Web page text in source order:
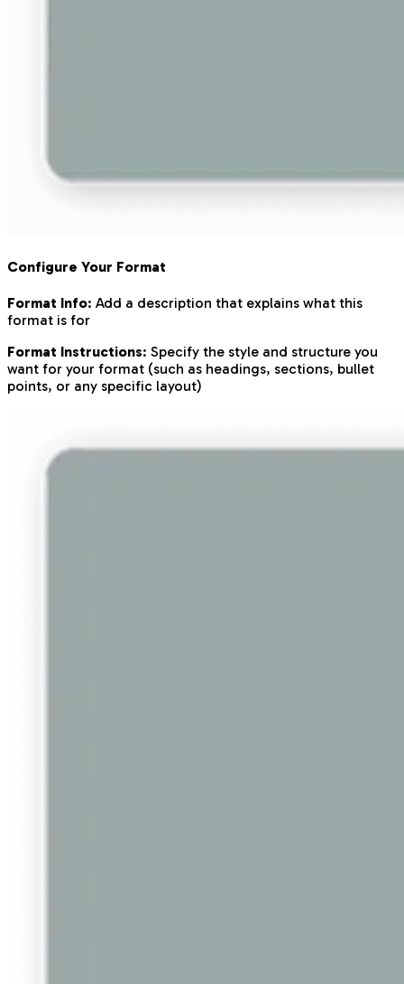
Configure Your Format
Format Info: Add a description that explains what this
format is for
Format Instructions: Specify the style and structure you
want for your format (such as headings, sections, bullet
points, or any specific layout)